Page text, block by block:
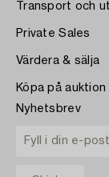
Transport och
Private Sales
Värdera & sälja
Köpa på auktion
Nyhetsbrev